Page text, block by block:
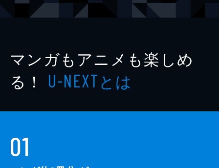
マンガもアニメも楽しめ
る！ U-NEXTとは
01